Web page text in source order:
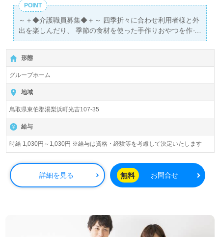
POINT
～＋◆介護職員募集◆＋～ 四季折々に合わせ利用者様と外
出を楽しんだり、 季節の食材を使った手作りおやつを作っ
たりと、様々なイベントが盛りだくさん！ ご利用者と職員
がともに楽しく過ごしている、アットホームな職場です♪
形態
グループホーム
地域
鳥取県東伯郡湯梨浜町光吉107-35
給与
時給 1,030円～1,030円 ※給与は資格・経験等を考慮して決定いたします
詳細を見る 無料 お問合せ